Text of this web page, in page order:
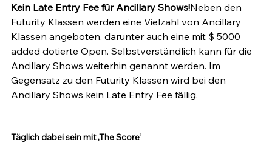
Kein Late Entry Fee für Ancillary Shows!Neben den
Futurity Klassen werden eine Vielzahl von Ancillary
Klassen angeboten, darunter auch eine mit $ 5000
added dotierte Open. Selbstverständlich kann für die
Ancillary Shows weiterhin genannt werden. Im
Gegensatz zu den Futurity Klassen wird bei den
Ancillary Shows kein Late Entry Fee fällig.